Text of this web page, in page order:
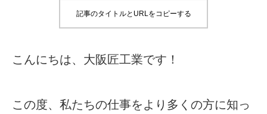
記事のタイトルとURLをコピーする
こんにちは、大阪匠工業です！
この度、私たちの仕事をより多くの方に知っ